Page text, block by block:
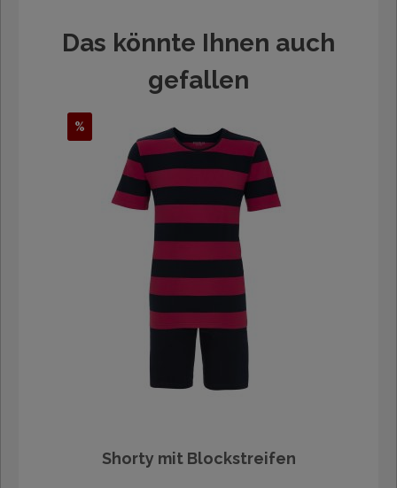
Das könnte Ihnen auch
gefallen
%
Shorty mit Blockstreifen